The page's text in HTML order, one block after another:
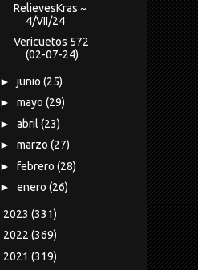
RelievesKras ~
4/VII/24
Vericuetos 572
(02-07-24)
► junio (25)
► mayo (29)
► abril (23)
► marzo (27)
► febrero (28)
► enero (26)
2023 (331)
2022 (369)
2021 (319)